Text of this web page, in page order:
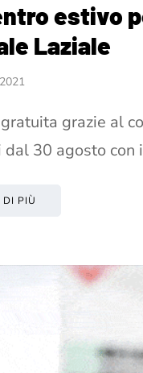
estivo
Laziale
grazie al
dal 30 agosto
DI PIÙ